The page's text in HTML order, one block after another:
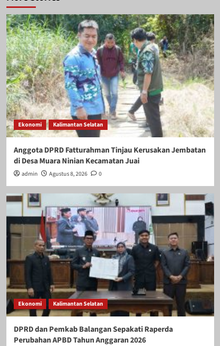
Ekonomi Kalimantan Selatan
Anggota DPRD Fatturahman Tinjau Kerusakan Jembatan
di Desa Muara Ninian Kecamatan Juai
admin Agustus 8, 2026 0
Ekonomi Kalimantan Selatan
DPRD dan Pemkab Balangan Sepakati Raperda
Perubahan APBD Tahun Anggaran 2026